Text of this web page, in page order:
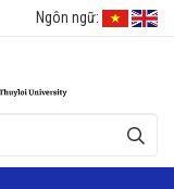
Ngôn ngữ: